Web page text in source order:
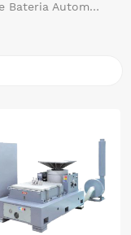
Equipamento De Teste De Bateria Automática